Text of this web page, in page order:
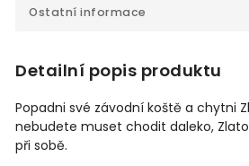
Ostatní informace
Detailní popis produktu
Popadni své závodní koště a chytni
nebudete muset chodit daleko,
při sobě.